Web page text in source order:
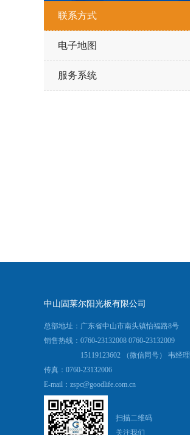
联系方式
电子地图
服务系统
中山固莱尔阳光板有限公司
总部地址：广东省中山市南头镇怡福路8号
销售热线：0760-23132008 0760-23132009
15119123602 （微信同号） 韦经理
传真：0760-23132006
E-mail： zspc@goodlife.com.cn
扫描二维码
关注我们